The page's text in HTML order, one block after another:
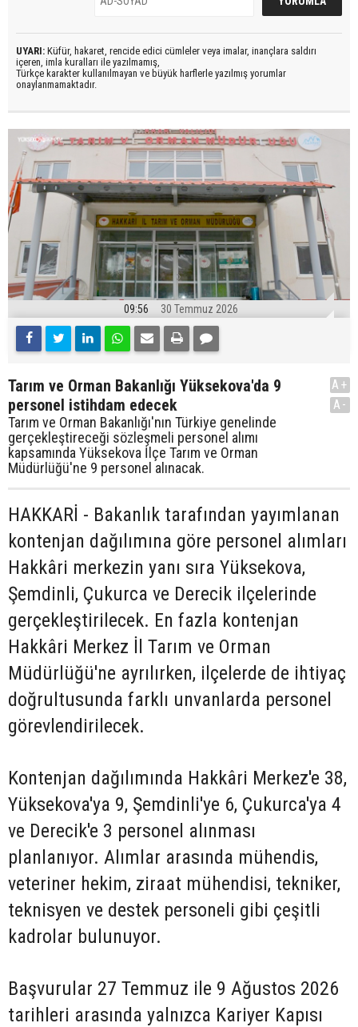
UYARI: Küfür, hakaret, rencide edici cümleler veya imalar, inançlara saldırı
içeren, imla kuralları ile yazılmamış,
Türkçe karakter kullanılmayan ve büyük harflerle yazılmış yorumlar
onaylanmamaktadır.
09:56 30 Temmuz 2026
Tarım ve Orman Bakanlığı Yüksekova'da 9
personel istihdam edecek
Tarım ve Orman Bakanlığı'nın Türkiye genelinde
gerçekleştireceği sözleşmeli personel alımı
kapsamında Yüksekova İlçe Tarım ve Orman
Müdürlüğü'ne 9 personel alınacak.
A+
A-
HAKKARİ - Bakanlık tarafından yayımlanan
kontenjan dağılımına göre personel alımları
Hakkâri merkezin yanı sıra Yüksekova,
Şemdinli, Çukurca ve Derecik ilçelerinde
gerçekleştirilecek. En fazla kontenjan
Hakkâri Merkez İl Tarım ve Orman
Müdürlüğü'ne ayrılırken, ilçelerde de ihtiyaç
doğrultusunda farklı unvanlarda personel
görevlendirilecek.
Kontenjan dağılımında Hakkâri Merkez'e 38,
Yüksekova'ya 9, Şemdinli'ye 6, Çukurca'ya 4
ve Derecik'e 3 personel alınması
planlanıyor. Alımlar arasında mühendis,
veteriner hekim, ziraat mühendisi, tekniker,
teknisyen ve destek personeli gibi çeşitli
kadrolar bulunuyor.
Başvurular 27 Temmuz ile 9 Ağustos 2026
tarihleri arasında yalnızca Kariyer Kapısı